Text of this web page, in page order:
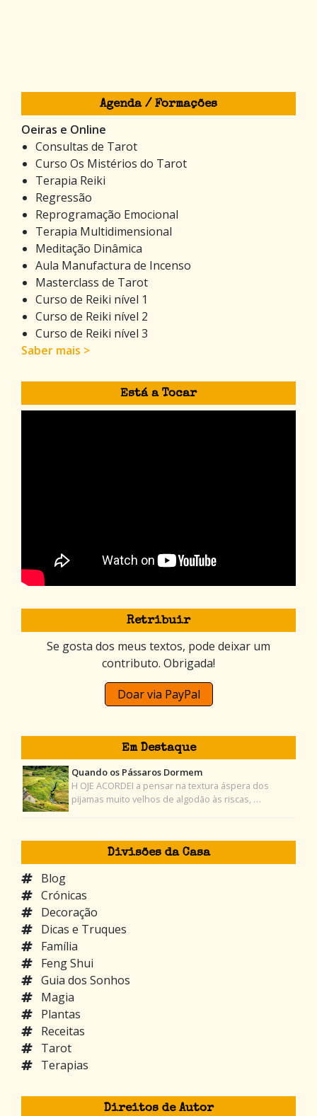
Agenda / Formações
Oeiras e Online
Consultas de Tarot
Curso Os Mistérios do Tarot
Terapia Reiki
Regressão
Reprogramação Emocional
Terapia Multidimensional
Meditação Dinâmica
Aula Manufactura de Incenso
Masterclass de Tarot
Curso de Reiki nível 1
Curso de Reiki nível 2
Curso de Reiki nível 3
Saber mais >
Está a Tocar
Retribuir
Se gosta dos meus textos, pode deixar um
contributo. Obrigada!
Doar via PayPal
Em Destaque
Quando os Pássaros Dormem
H OJE ACORDEI a pensar na textura áspera dos
pijamas muito velhos de algodão às riscas, …
Divisões da Casa
Blog
Crónicas
Decoração
Dicas e Truques
Família
Feng Shui
Guia dos Sonhos
Magia
Plantas
Receitas
Tarot
Terapias
Direitos de Autor